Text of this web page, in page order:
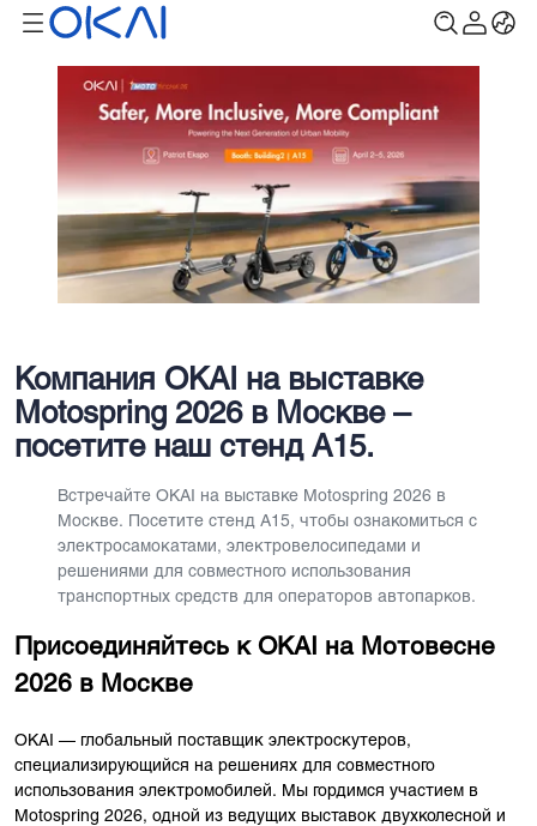
Компания OKAI на выставке
Motospring 2026 в Москве –
посетите наш стенд A15.
Встречайте OKAI на выставке Motospring 2026 в
Москве. Посетите стенд A15, чтобы ознакомиться с
электросамокатами, электровелосипедами и
решениями для совместного использования
транспортных средств для операторов автопарков.
Присоединяйтесь к OKAI на Мотовесне
2026 в Москве
OKAI — глобальный поставщик электроскутеров,
специализирующийся на решениях для совместного
использования электромобилей. Мы гордимся участием в
Motospring 2026, одной из ведущих выставок двухколесной и